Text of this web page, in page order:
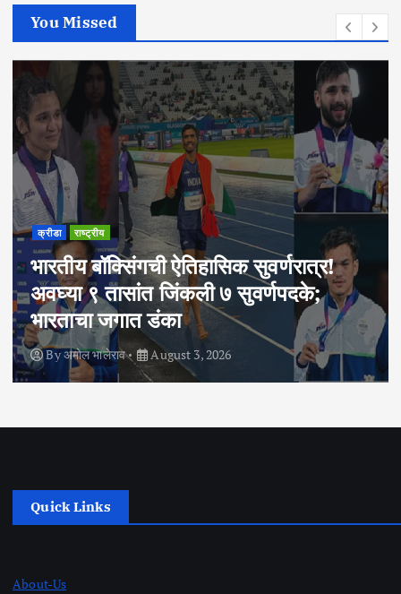
You Missed
क्रीडा राष्ट्रीय
भारतीय बॉक्सिंगची ऐतिहासिक सुवर्णरात्र!
अवघ्या ९ तासांत जिंकली ७ सुवर्णपदके;
भारताचा जगात डंका
Byअमोल भालेराव August 3, 2026
Quick Links
About-Us